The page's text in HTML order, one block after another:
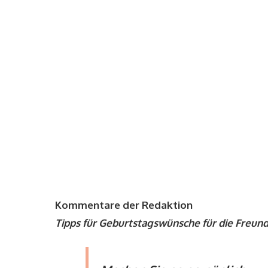
Kommentare der Redaktion
Tipps für Geburtstagswünsche für die